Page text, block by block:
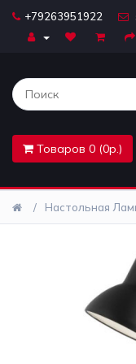
+79263951922
Товаров 0 (0р.)
Комплектующие
Лайтбоксы
Настольная